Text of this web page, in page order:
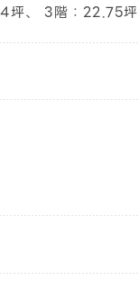
坪、 3階：22.75坪